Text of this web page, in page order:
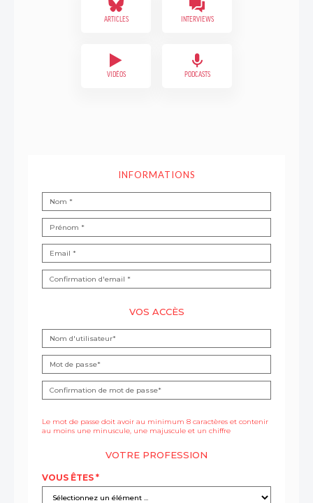
ARTICLES INTERVIEWS
VIDÉOS PODCASTS